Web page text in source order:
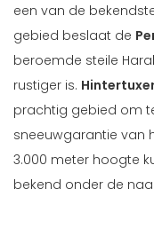
een van de
gebied beslaat de
beroemde steile
rustiger is.
prachtig gebied om
sneeuwgarantie van
3.000 meter hoogte
bekend onder de